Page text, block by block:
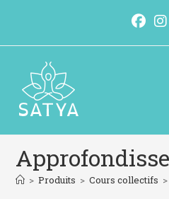
> Produits > Cours collectifs >